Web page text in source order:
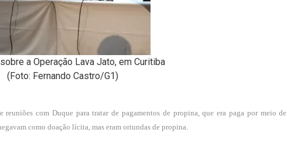
a Operação Lava Jato, em Curitiba
(Foto: Fernando Castro/G1)
com Duque para tratar de pagamentos de propina, que era paga por meio de
como doação lícita, mas eram oriundas de propina.